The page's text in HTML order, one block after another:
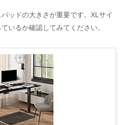
ッドの大きさが重要です。XLサイ
いるか確認してみてください。